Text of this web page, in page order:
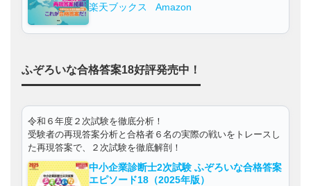
楽天ブックス Amazon
ふぞろいな合格答案18好評発売中！
令和６年度２次試験を徹底分析！
受験者の再現答案分析と合格者６名の実際の戦いをトレースし
た再現答案で、２次試験を徹底解剖！
中小企業診断士2次試験 ふぞろいな合格答案
エピソード18（2025年版）